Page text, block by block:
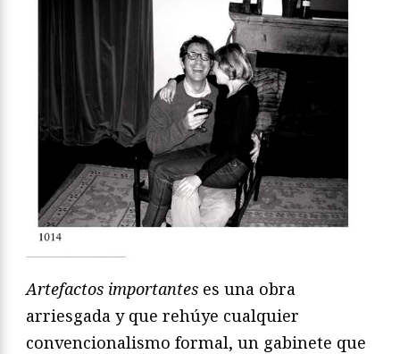
Artefactos importantes es una obra
arriesgada y que rehúye cualquier
convencionalismo formal, un gabinete que